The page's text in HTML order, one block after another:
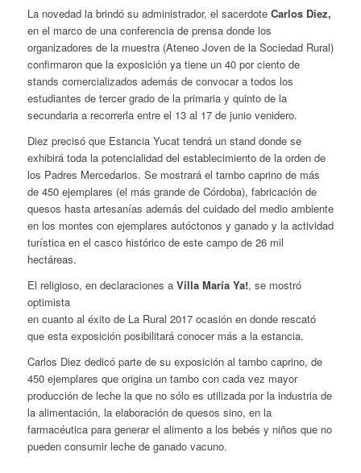
La novedad la brindó su administrador, el sacerdote Carlos Diez,
en el marco de una conferencia de prensa donde los
organizadores de la muestra (Ateneo Joven de la Sociedad Rural)
confirmaron que la exposición ya tiene un 40 por ciento de
stands comercializados además de convocar a todos los
estudiantes de tercer grado de la primaria y quinto de la
secundaria a recorrerla entre el 13 al 17 de junio venidero.
Diez precisó que Estancia Yucat tendrá un stand donde se
exhibirá toda la potencialidad del establecimiento de la orden de
los Padres Mercedarios. Se mostrará el tambo caprino de más
de 450 ejemplares (el más grande de Córdoba), fabricación de
quesos hasta artesanías además del cuidado del medio ambiente
en los montes con ejemplares autóctonos y ganado y la actividad
turística en el casco histórico de este campo de 26 mil
hectáreas.
El religioso, en declaraciones a Villa María Ya!, se mostró
optimista
en cuanto al éxito de La Rural 2017 ocasión en donde rescató
que esta exposición posibilitará conocer más a la estancia.
Carlos Diez dedicó parte de su exposición al tambo caprino, de
450 ejemplares que origina un tambo con cada vez mayor
producción de leche la que no sólo es utilizada por la industria de
la alimentación, la elaboración de quesos sino, en la
farmacéutica para generar el alimento a los bebés y niños que no
pueden consumir leche de ganado vacuno.